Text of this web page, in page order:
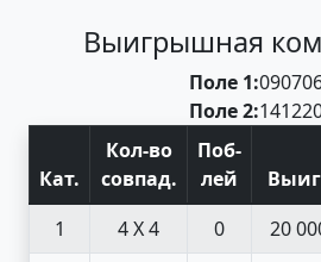
Выигрышная
Поле 1:0907
Поле 2:1412
Кат.
Кол-во
совпад.
Поб-
лей
1
4 X 4 0
20